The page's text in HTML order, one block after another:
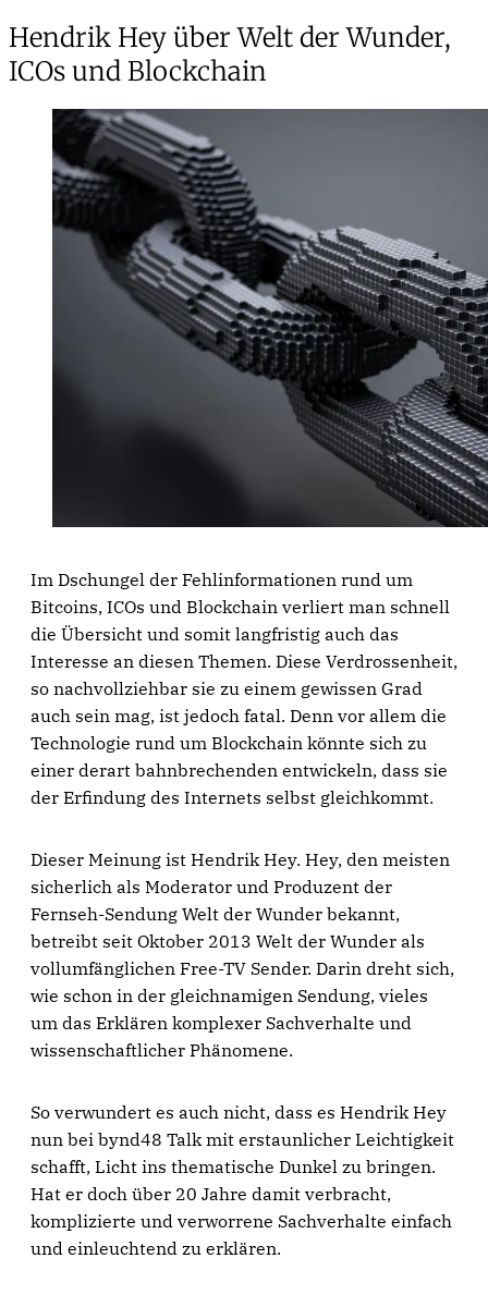
Hendrik Hey über Welt der Wunder,
ICOs und Blockchain
Im Dschungel der Fehlinformationen rund um
Bitcoins, ICOs und Blockchain verliert man schnell
die Übersicht und somit langfristig auch das
Interesse an diesen Themen. Diese Verdrossenheit,
so nachvollziehbar sie zu einem gewissen Grad
auch sein mag, ist jedoch fatal. Denn vor allem die
Technologie rund um Blockchain könnte sich zu
einer derart bahnbrechenden entwickeln, dass sie
der Erfindung des Internets selbst gleichkommt.
Dieser Meinung ist Hendrik Hey. Hey, den meisten
sicherlich als Moderator und Produzent der
Fernseh-Sendung Welt der Wunder bekannt,
betreibt seit Oktober 2013 Welt der Wunder als
vollumfänglichen Free-TV Sender. Darin dreht sich,
wie schon in der gleichnamigen Sendung, vieles
um das Erklären komplexer Sachverhalte und
wissenschaftlicher Phänomene.
So verwundert es auch nicht, dass es Hendrik Hey
nun bei bynd48 Talk mit erstaunlicher Leichtigkeit
schafft, Licht ins thematische Dunkel zu bringen.
Hat er doch über 20 Jahre damit verbracht,
komplizierte und verworrene Sachverhalte einfach
und einleuchtend zu erklären.